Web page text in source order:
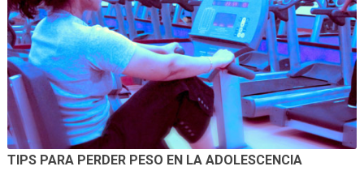
TIPS PARA PERDER PESO EN LA ADOLESCENCIA